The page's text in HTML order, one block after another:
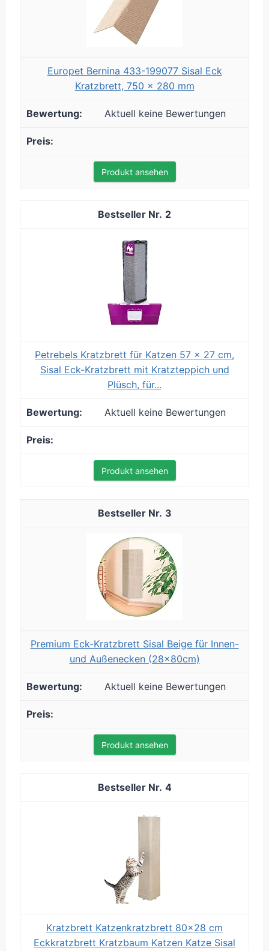
Europet Bernina 433-199077 Sisal Eck
Kratzbrett, 750 x 280 mm
Aktuell keine Bewertungen
Produkt ansehen
2
Petrebels Kratzbrett für Katzen 57 x 27 cm,
Sisal Eck-Kratzbrett mit Kratzteppich und
Plüsch, für...
Aktuell keine Bewertungen
Produkt ansehen
3
Premium Eck-Kratzbrett Sisal Beige für Innen-
und Außenecken (28x80cm)
Aktuell keine Bewertungen
Produkt ansehen
4
Kratzbrett Katzenkratzbrett 80x28 cm
Eckkratzbrett Kratzbaum Katzen Katze Sisal